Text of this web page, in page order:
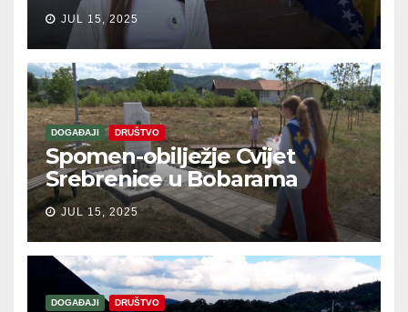
JUL 15, 2025
DOGAĐAJI DRUŠTVO
Spomen-obilježje Cvijet
Srebrenice u Bobarama
JUL 15, 2025
DOGAĐAJI DRUŠTVO